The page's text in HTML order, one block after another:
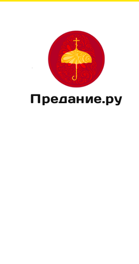
Предание.ру